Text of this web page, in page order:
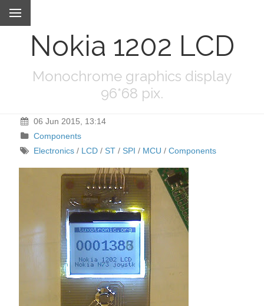
Nokia 1202 LCD
Monochrome graphics display
96*68 pix.
06 Jun 2015, 13:14
Components
Electronics / LCD / ST / SPI / MCU /Components